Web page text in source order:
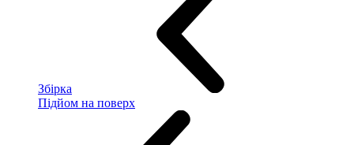
Збірка
Підйом на поверх